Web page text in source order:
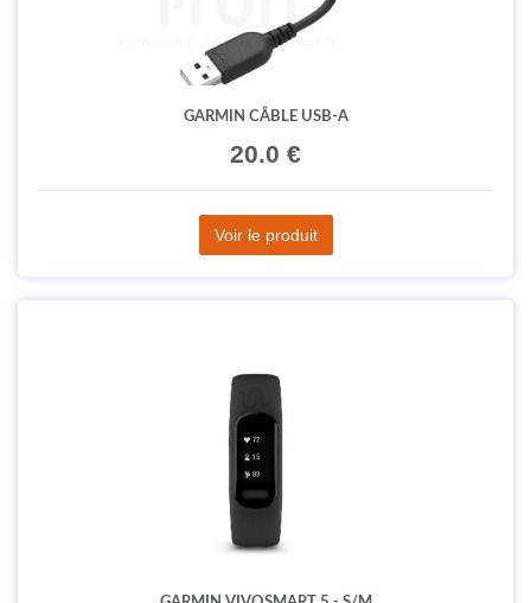
GARMIN CÂBLE USB-A
20.0 €
Voir le produit